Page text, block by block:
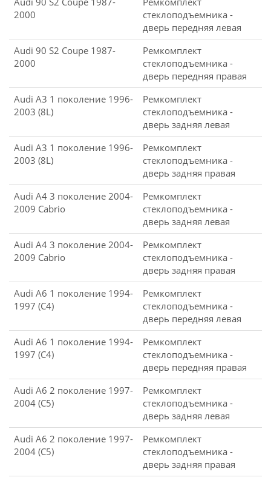
2000
стеклоподъемника -
дверь передняя левая
Audi 90 S2 Coupe 1987-
2000
Ремкомплект
стеклоподъемника -
дверь передняя правая
Audi A3 1 поколение 1996-
2003 (8L)
Ремкомплект
стеклоподъемника -
дверь задняя левая
Audi A3 1 поколение 1996-
2003 (8L)
Ремкомплект
стеклоподъемника -
дверь задняя правая
Audi A4 3 поколение 2004-
2009 Cabrio
Ремкомплект
стеклоподъемника -
дверь задняя левая
Audi A4 3 поколение 2004-
2009 Cabrio
Ремкомплект
стеклоподъемника -
дверь задняя правая
Audi A6 1 поколение 1994-
1997 (C4)
Ремкомплект
стеклоподъемника -
дверь передняя левая
Audi A6 1 поколение 1994-
1997 (C4)
Ремкомплект
стеклоподъемника -
дверь передняя правая
Audi A6 2 поколение 1997-
2004 (C5)
Ремкомплект
стеклоподъемника -
дверь задняя левая
Audi A6 2 поколение 1997-
2004 (C5)
Ремкомплект
стеклоподъемника -
дверь задняя правая